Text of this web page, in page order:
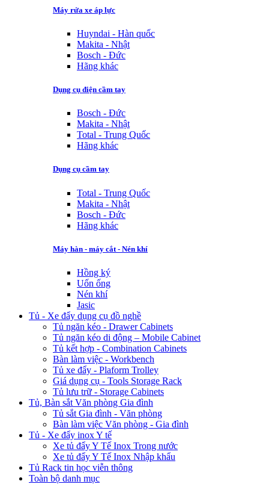
Máy rửa xe áp lực
Huyndai - Hàn quốc
Makita - Nhật
Bosch - Đức
Hãng khác
Dụng cụ điện cầm tay
Bosch - Đức
Makita - Nhật
Total - Trung Quốc
Hãng khác
Dụng cụ cầm tay
Total - Trung Quốc
Makita - Nhật
Bosch - Đức
Hãng khác
Máy hàn - máy cắt - Nén khí
Hồng ký
Uốn ống
Nén khí
Jasic
Tủ - Xe đẩy dụng cụ đồ nghề
Tủ ngăn kéo - Drawer Cabinets
Tủ ngăn kéo di động – Mobile Cabinet
Tủ kết hợp - Combination Cabinets
Bàn làm việc - Workbench
Tủ xe đẩy - Plaform Trolley
Giá dụng cụ - Tools Storage Rack
Tủ lưu trữ - Storage Cabinets
Tủ, Bàn sắt Văn phòng Gia đình
Tủ sắt Gia đình - Văn phòng
Bàn làm việc Văn phòng - Gia đình
Tủ - Xe đẩy inox Y tế
Xe tủ đẩy Y Tế Inox Trong nước
Xe tủ đẩy Y Tế Inox Nhập khẩu
Tủ Rack tin học viễn thông
Toàn bộ danh mục